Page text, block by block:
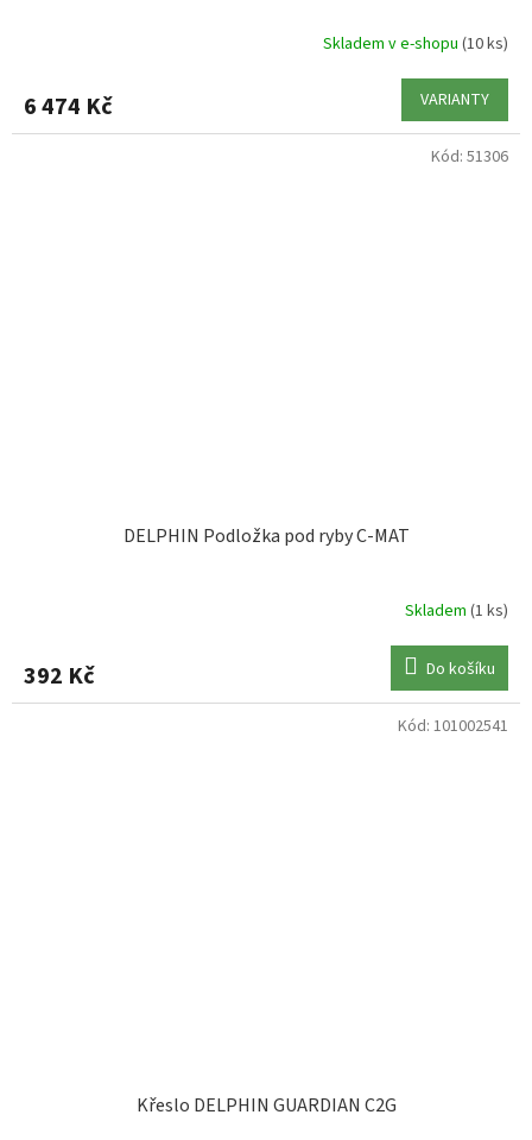
Skladem v e-shopu (10 ks)
6 474 Kč VARIANTY
DELPHIN Podložka pod ryby C-MAT
Skladem (1 ks)
392 Kč Do košíku
Kód: 51306
Křeslo DELPHIN GUARDIAN C2G
Kód: 101002541